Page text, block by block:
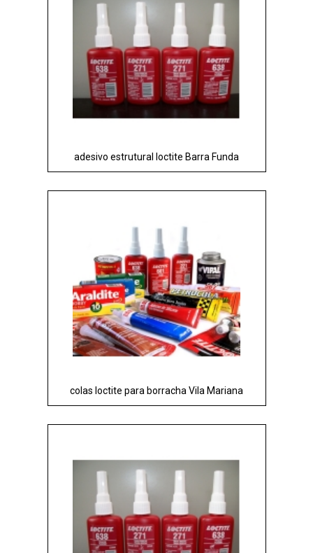
adesivo estrutural loctite Barra Funda
colas loctite para borracha Vila Mariana